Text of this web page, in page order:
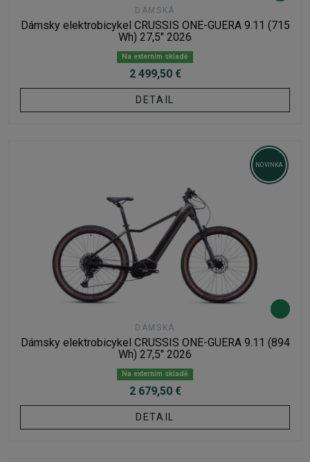
DÁMSKÁ
Dámsky elektrobicykel CRUSSIS ONE-GUERA 9.11 (715
Wh) 27,5" 2026
Na externím skladě
2 499,50 €
DETAIL
NOVINKA
DÁMSKÁ
Dámsky elektrobicykel CRUSSIS ONE-GUERA 9.11 (894
Wh) 27,5" 2026
Na externím skladě
2 679,50 €
DETAIL